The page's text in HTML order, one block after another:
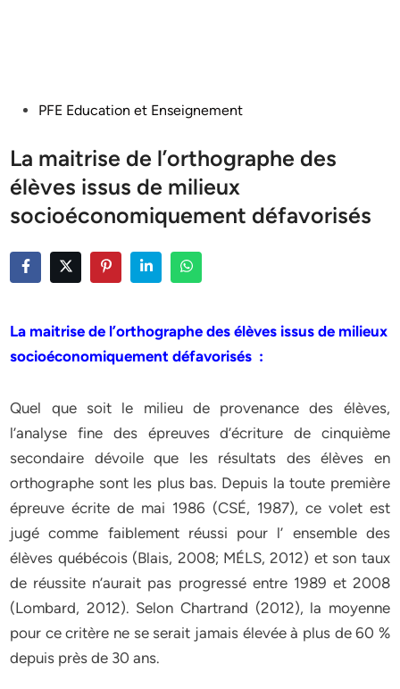
PostedPFE Education et Enseignement
La maitrise de l’orthographe des
élèves issus de milieux
socioéconomiquement défavorisés
La maitrise de l’orthographe des élèves issus de milieux
socioéconomiquement défavorisés :
Quel que soit le milieu de provenance des élèves,
l’analyse fine des épreuves d’écriture de cinquième
secondaire dévoile que les résultats des élèves en
orthographe sont les plus bas. Depuis la toute première
épreuve écrite de mai 1986 (CSÉ, 1987), ce volet est
jugé comme faiblement réussi pour l’ ensemble des
élèves québécois (Blais, 2008; MÉLS, 2012) et son taux
de réussite n’aurait pas progressé entre 1989 et 2008
(Lombard, 2012). Selon Chartrand (2012), la moyenne
pour ce critère ne se serait jamais élevée à plus de 60 %
depuis près de 30 ans.